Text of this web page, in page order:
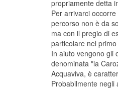
propriamente detta
Per arrivarci
percorso non è da
ma con il pregio di
particolare nel
In aiuto vengono gli
denominata "la
Acquaviva, è
Probabilmente